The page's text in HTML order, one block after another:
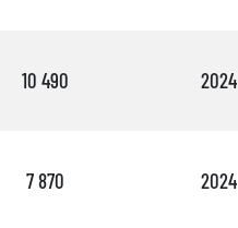
10 490 2024
7 870 2024